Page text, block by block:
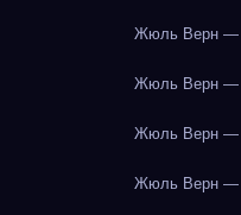
Жюль Верн —
Жюль Верн —
Жюль Верн —
Жюль Верн —